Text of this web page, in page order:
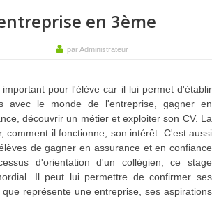
en 3ème
par Administrateur
pour l'élève car il lui permet d'établir
avec le monde de l'entreprise, gagner en
découvrir un métier et exploiter son CV. La
comment il fonctionne, son intérêt. C'est aussi
de gagner en assurance et en confiance
d'orientation d'un collégien, ce stage
Il peut lui permettre de confirmer ses
représente une entreprise, ses aspirations